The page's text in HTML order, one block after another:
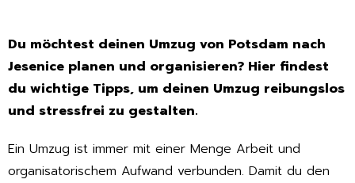
Du möchtest deinen Umzug von Potsdam nach
Jesenice planen und organisieren? Hier findest
du wichtige Tipps, um deinen Umzug reibungslos
und stressfrei zu gestalten.
Ein Umzug ist immer mit einer Menge Arbeit und
organisatorischem Aufwand verbunden. Damit du den